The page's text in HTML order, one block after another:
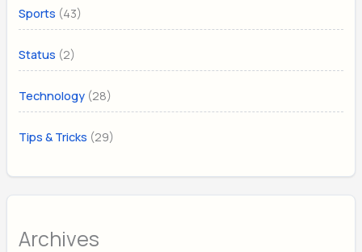
Sports (43)
Status (2)
Technology (28)
Tips & Tricks (29)
Archives